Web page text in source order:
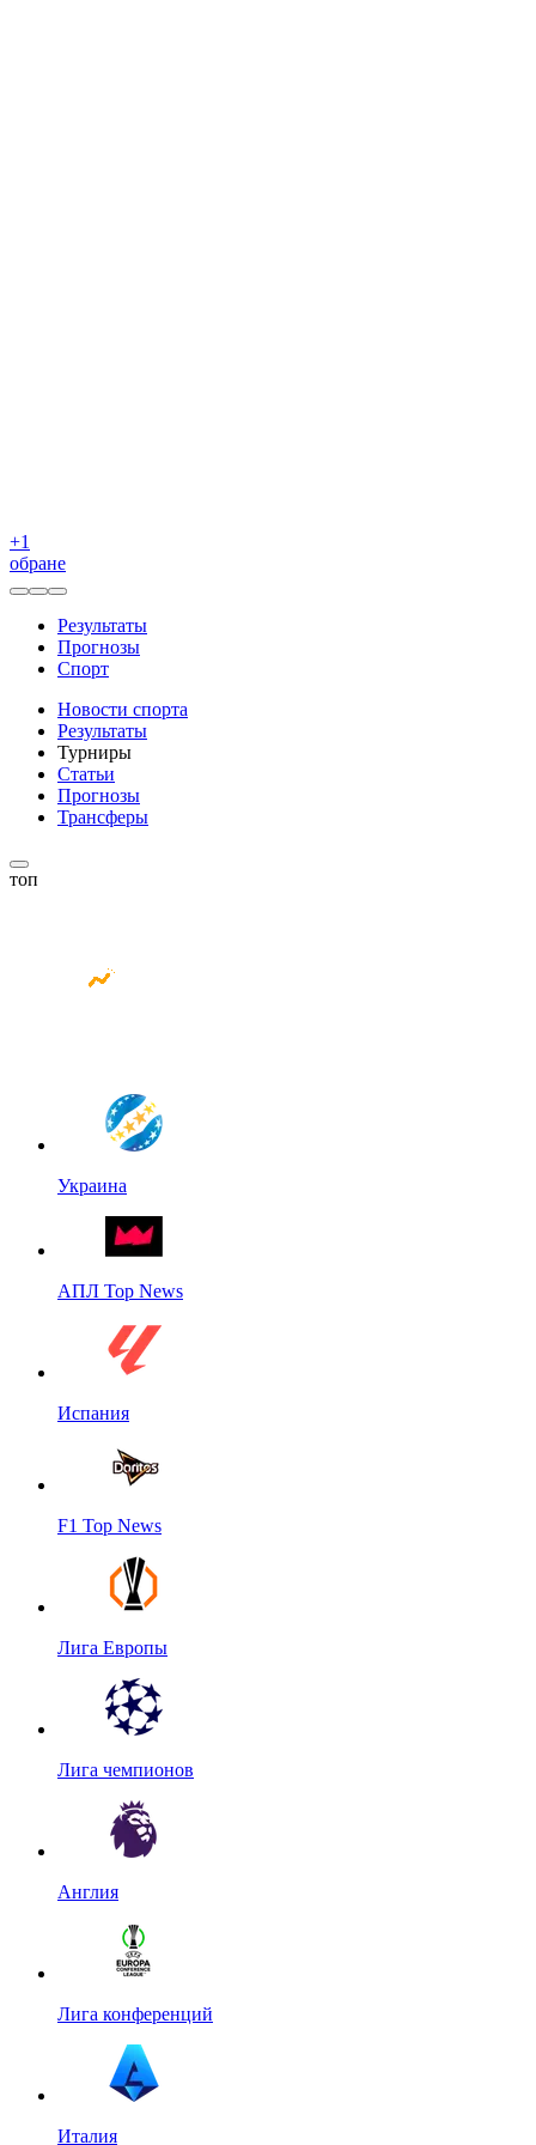
+1
обране
Результаты
Прогнозы
Спорт
Новости спорта
Результаты
Турниры
Статьи
Прогнозы
Трансферы
топ
Украина
АПЛ Top News
Испания
F1 Top News
Лига Европы
Лига чемпионов
Англия
Лига конференций
Италия